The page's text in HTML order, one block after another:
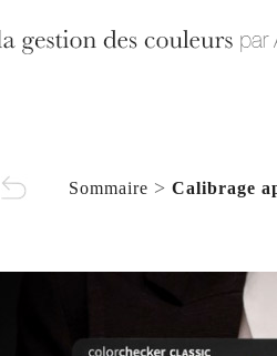
Sommaire > Calibrage